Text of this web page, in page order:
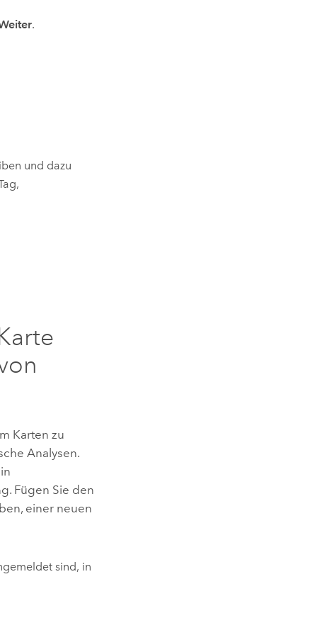
.
und dazu
Karten zu
Analysen.
Fügen Sie den
einer neuen
sind, in